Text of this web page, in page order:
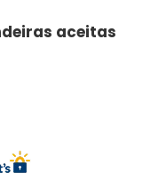
aceitas